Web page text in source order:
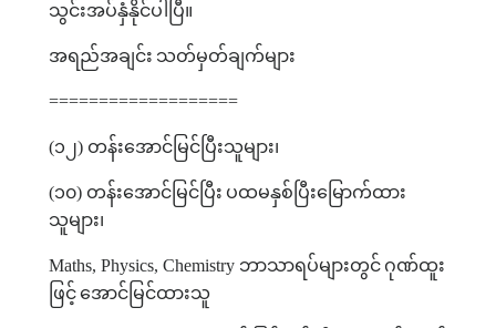
သွင်းအပ်နှံနိုင်ပါပြီ။
အရည်အချင်း သတ်မှတ်ချက်များ
===================
(၁၂) တန်းအောင်မြင်ပြီးသူများ၊
(၁၀) တန်းအောင်မြင်ပြီး ပထမနှစ်ပြီးမြောက်ထား
သူများ၊
Maths, Physics, Chemistry ဘာသာရပ်များတွင် ဂုဏ်ထူး
ဖြင့် အောင်မြင်ထားသူ